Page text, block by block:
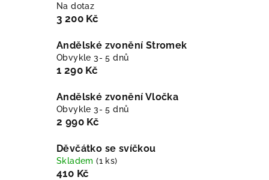
Na dotaz
3 200 Kč
Andělské zvonění Stromek
Obvykle 3- 5 dnů
1 290 Kč
Andělské zvonění Vločka
Obvykle 3- 5 dnů
2 990 Kč
Děvčátko se svíčkou
Skladem(1 ks)
410 Kč